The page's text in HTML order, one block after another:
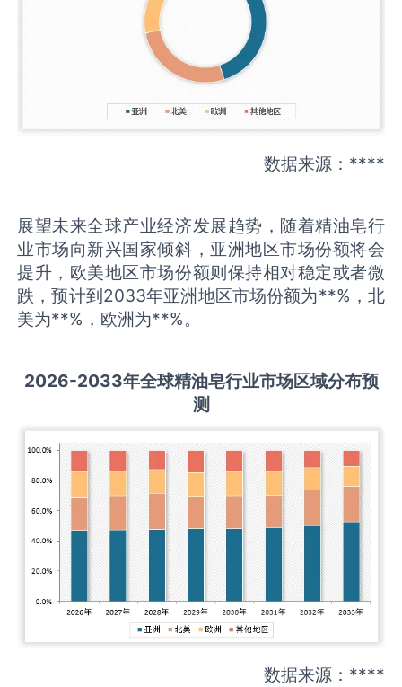
数据来源：****
展望未来全球产业经济发展趋势，随着精油皂行
业市场向新兴国家倾斜，亚洲地区市场份额将会
提升，欧美地区市场份额则保持相对稳定或者微
跌，预计到2033年亚洲地区市场份额为**%，北
美为**%，欧洲为**%。
2026-2033年全球精油皂行业市场区域分布预
测
数据来源：****